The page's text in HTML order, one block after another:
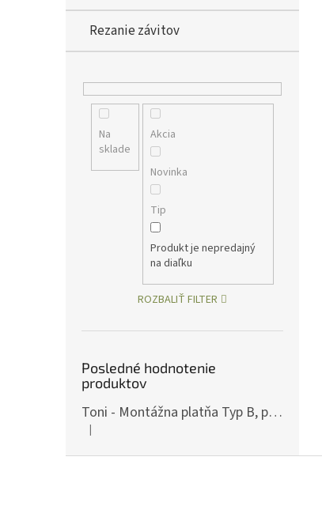
Rezanie závitov
Na
sklade
Akcia
Novinka
Tip
Produkt je nepredajný
na diaľku
ROZBALIŤ FILTER
Posledné hodnotenie
produktov
Toni - Montážna platňa Typ B, pre ČZ P-10, Art.: OPXCZP10B
Hodnotenie produktu je 5 z 5 hviezdičiek.
|